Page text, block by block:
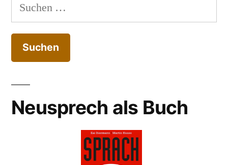
nach:
Neusprech als Buch